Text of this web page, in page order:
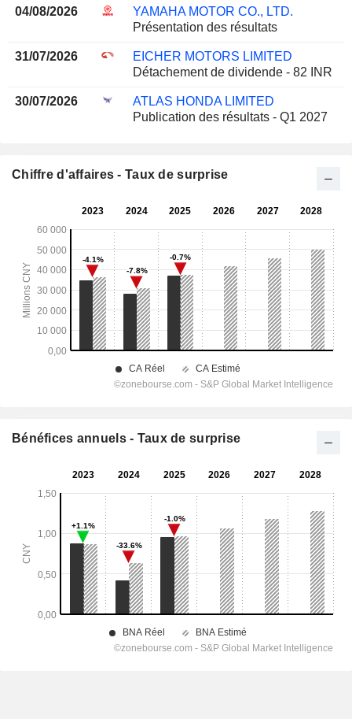
04/08/2026
YAMAHA MOTOR CO., LTD.
Présentation des résultats
31/07/2026
EICHER MOTORS LIMITED
Détachement de dividende - 82 INR
30/07/2026
ATLAS HONDA LIMITED
Publication des résultats - Q1 2027
Chiffre d'affaires - Taux de surprise
Bénéfices annuels - Taux de surprise